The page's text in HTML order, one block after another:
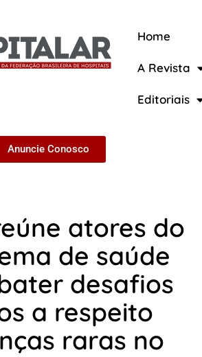
Home
A Revista
Editoriais
Anuncie Conosco
atores do
de saúde
desafios
a respeito
raras no